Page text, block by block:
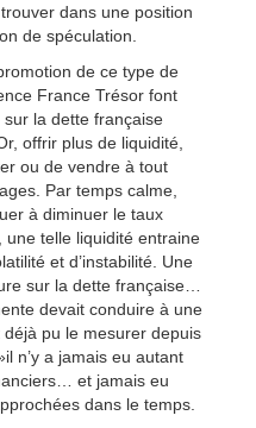
dans une position
de spéculation.
de ce type de
France Trésor font
la dette française
offrir plus de liquidité,
ou de vendre à tout
Par temps calme,
à diminuer le taux
une telle liquidité entraine
et d’instabilité. Une
sur la dette française…
devait conduire à une
pu le mesurer depuis
n’y a jamais eu autant
et jamais eu
dans le temps.